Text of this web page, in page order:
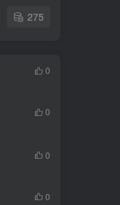
275
0
0
0
0